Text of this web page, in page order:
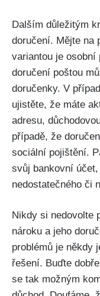
Dalším důležitým
doručení. Mějte na
variantou je osobní
doručení poštou
doručenky. V
ujistěte, že máte
adresu,
případě, že
sociální pojištění.
svůj bankovní
nedostatečného či
Nikdy si nedovolte
nároku a jeho
problémů je někdy
řešení. Buďte
se tak možným